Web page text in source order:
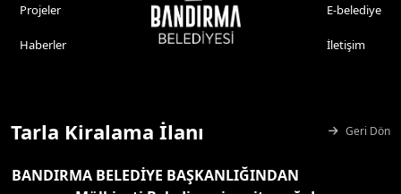
Projeler
Haberler
E-belediye
İletişim
Tarla Kiralama İlanı Geri Dön
BANDIRMA BELEDİYE BAŞKANLIĞINDAN